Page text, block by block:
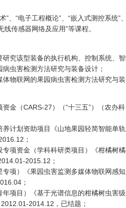
”、“电子工程概论”、“嵌入式测控系统”
线传感器网络及应用”等课程。
究该型装备的执行机构、控制系统、智
虫害检测方法研究与装备设计；
物联网的果园病虫害检测方法研究与装
金（CARS-27）（“十三五”）（农办
计划资助项目《山地果园轻简智能单
；
项资金（学科科研类项目）《柑橘树
2015.12；
项）《果园虫害监测多媒体物联网感知
；
项目）《基于光谱信息的柑橘树虫害
2014.12，已结题；